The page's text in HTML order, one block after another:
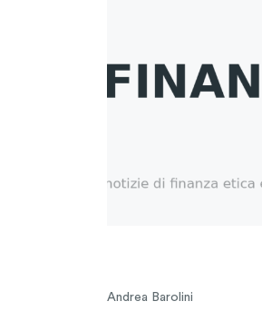
Andrea Barolini